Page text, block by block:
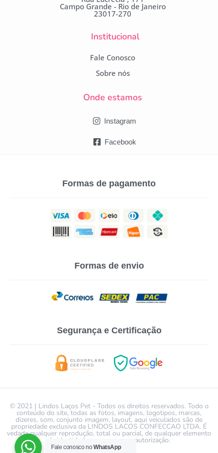
Campo Grande - Rio de Janeiro
23017-270
Institucional
Fale Conosco
Sobre nós
Onde estamos
Instagram
Facebook
Formas de pagamento
Formas de envio
Segurança e Certificação
© 2021 | Lindos Laços Pet - Todos os direitos reservados. Todo o
conteúdo do site, todas as fotos, imagens, logotipos, marcas,
dizeres, som, conjunto imagem, layout, aqui veiculados são de
propriedade exclusiva da LINDOS LACOS CONFECCAO LTDA. É
vedada qualquer reprodução, total ou parcial, de qualquer elemento
de identidade, sem expressa autorização.
Fale conosco noWhatsApp